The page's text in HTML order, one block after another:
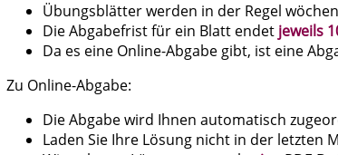
Übungsblätter werden in der Regel
Die Abgabefrist für ein Blatt endet jeweils
Da es eine Online-Abgabe gibt, ist eine
Zu Online-Abgabe:
Die Abgabe wird Ihnen automatisch
Laden Sie Ihre Lösung nicht in der letzten